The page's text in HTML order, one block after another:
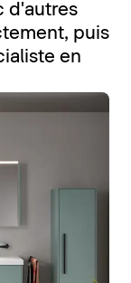
d'autres
puis
en